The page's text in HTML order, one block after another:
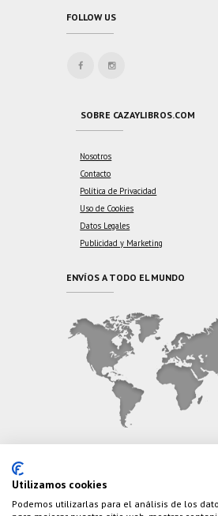
FOLLOW US
SOBRE CAZAYLIBROS.COM
Nosotros
Contacto
Política de Privacidad
Uso de Cookies
Datos Legales
Publicidad y Marketing
ENVÍOS A TODO EL MUNDO
Teléfono: (+34) 626 495 499
Utilizamos cookies
Podemos utilizarlas para el análisis de los